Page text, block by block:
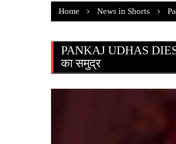
Home News in Shorts
PANKAJ UDHAS
का समुद्र